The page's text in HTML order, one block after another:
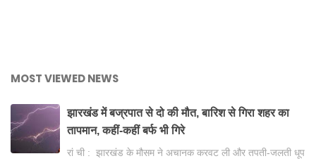
MOST VIEWED NEWS
झारखंड में बज्रपात से दो की मौत, बारिश से गिरा शहर का
तापमान, कहीं-कहीं बर्फ भी गिरे
रां ची : झारखंड के मौसम ने अचानक करवट ली और तपती-जलती धूप